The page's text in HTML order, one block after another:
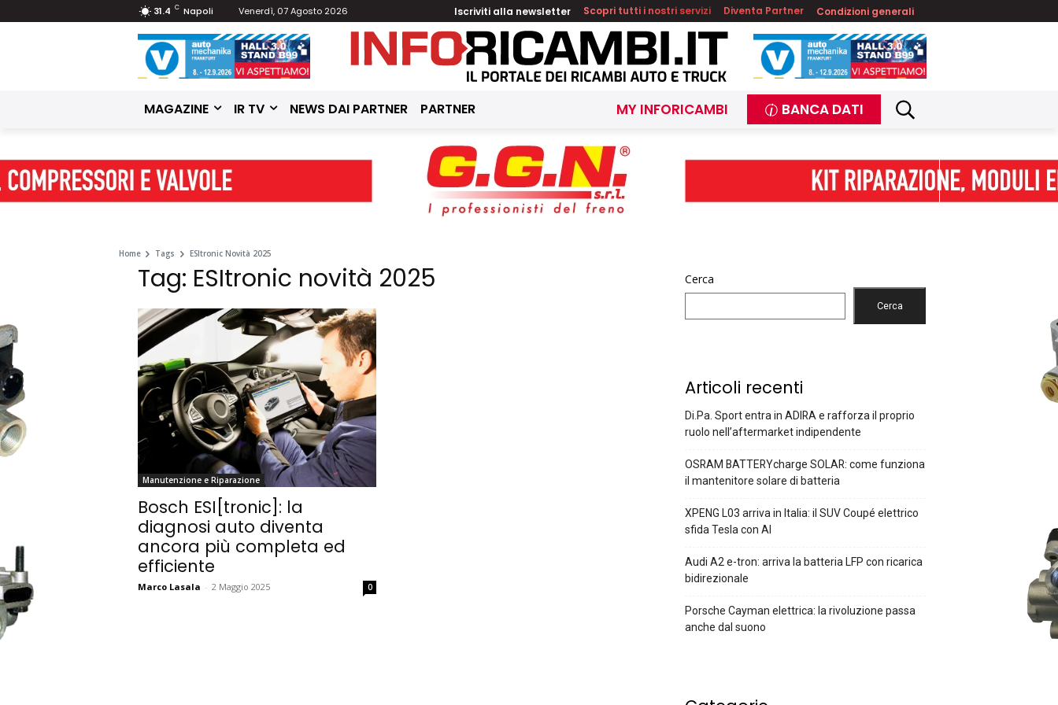
31.4 C Napoli Venerdì, 07 Agosto 2026 Iscriviti alla newsletter Scopri tutti i nostri servizi Diventa Partner Condizioni generali
MAGAZINE IR TV NEWS DAI PARTNER PARTNER MY INFORICAMBI BANCA DATI
Home Tags ESItronic Novità 2025
Tag: ESItronic novità 2025
Manutenzione e Riparazione
Bosch ESI[tronic]: la
diagnosi auto diventa
ancora più completa ed
efficiente
Marco Lasala - 2 Maggio 2025 0
Cerca
Cerca
Articoli recenti
Di.Pa. Sport entra in ADIRA e rafforza il proprio
ruolo nell’aftermarket indipendente
OSRAM BATTERYcharge SOLAR: come funziona
il mantenitore solare di batteria
XPENG L03 arriva in Italia: il SUV Coupé elettrico
sfida Tesla con AI
Audi A2 e-tron: arriva la batteria LFP con ricarica
bidirezionale
Porsche Cayman elettrica: la rivoluzione passa
anche dal suono